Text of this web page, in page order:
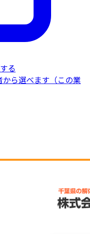
る
ら選べます（この業